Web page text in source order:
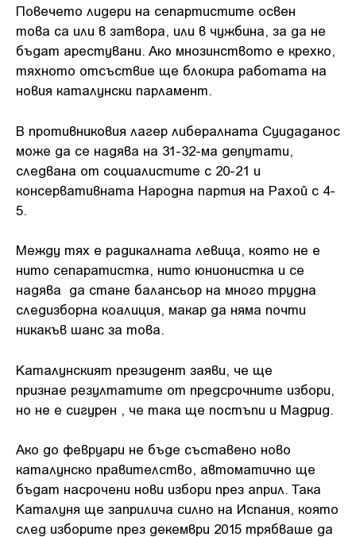
Повечето лидери на сепартистите освен
това са или в затвора, или в чужбина, за да не
бъдат арестувани. Ако мнозинството е крехко,
тяхното отсъствие ще блокира работата на
новия каталунски парламент.
В противниковия лагер либералната Суидаданос
може да се надява на 31-32-ма депутати,
следвана от социалистите с 20-21 и
консервативната Народна партия на Рахой с 4-
5.
Между тях е радикалната левица, която не е
нито сепаратистка, нито юнионистка и се
надява да стане балансьор на много трудна
следизборна коалиция, макар да няма почти
никакъв шанс за това.
Каталунският президент заяви, че ще
признае резултатите от предсрочните избори,
но не е сигурен , че така ще постъпи и Мадрид.
Ако до февруари не бъде съставено ново
каталунско правителство, автоматично ще
бъдат насрочени нови избори през април. Така
Каталуня ще заприлича силно на Испания, която
след изборите през декември 2015 трябваше да